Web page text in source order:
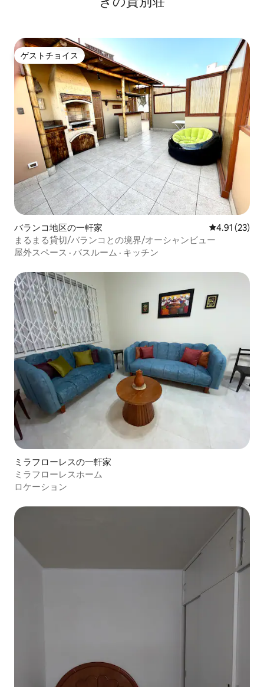
ゲストチョイス
ゲストチョイス
バランコ地区の一軒家 レビュー23
4.91 (23)
まるまる貸切/バランコとの境界/オーシャンビュー
屋外スペース · バスルーム · キッチン
ミラフローレスの一軒家
ミラフローレスホーム
ロケーション